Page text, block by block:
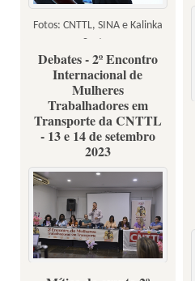
Fotos: CNTTL, SINA e Kalinka
Santos
Debates - 2º Encontro
Internacional de
Mulheres
Trabalhadores em
Transporte da CNTTL
- 13 e 14 de setembro
2023